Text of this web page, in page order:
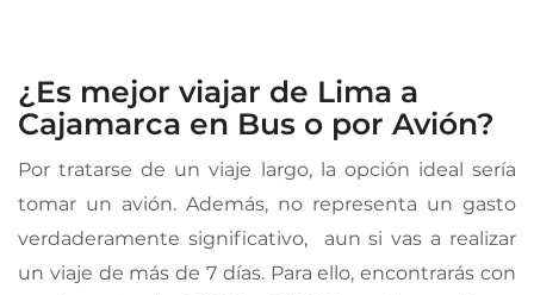
¿Es mejor viajar de Lima a
Cajamarca en Bus o por Avión?
Por tratarse de un viaje largo, la opción ideal sería
tomar un avión. Además, no representa un gasto
verdaderamente significativo, aun si vas a realizar
un viaje de más de 7 días. Para ello, encontrarás con